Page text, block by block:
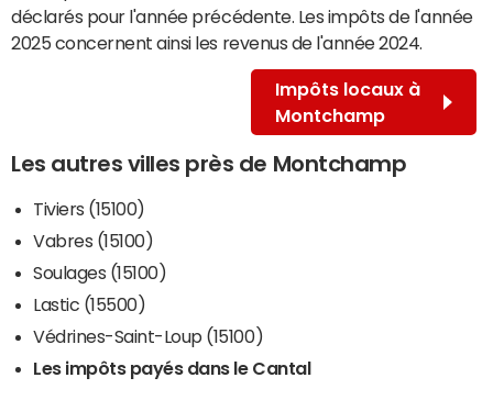
déclarés pour l'année précédente. Les impôts de l'année
2025 concernent ainsi les revenus de l'année 2024.
Impôts locaux à
Montchamp
Les autres villes près de Montchamp
Tiviers (15100)
Vabres (15100)
Soulages (15100)
Lastic (15500)
Védrines-Saint-Loup (15100)
Les impôts payés dans le Cantal